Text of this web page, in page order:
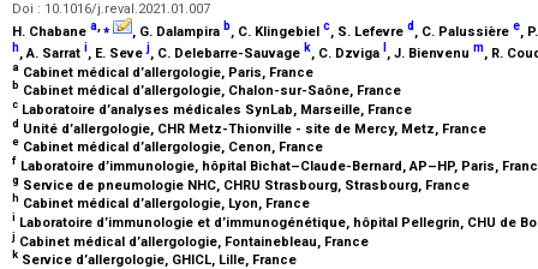
Doi : 10.1016/j.reval.2021.01.007
H. Chabane a,⁎ , G. Dalampira b, C. Klingebiel c, S. Lefevre d , C. Palussière e,
h, A. Sarrat i, E. Sevej, C. Delebarre-Sauvage k, C. Dzviga , J. Bienvenu m, R.
a Cabinet médical d’allergologie, Paris, France
b Cabinet médical d’allergologie, Chalon-sur-Saône, France
c Laboratoire d’analyses médicales SynLab, Marseille, France
d Unité d’allergologie, CHR Metz-Thionville - site de Mercy, Metz, France
e Cabinet médical d’allergologie, Cenon, France
f Laboratoire d’immunologie, hôpital Bichat–Claude-Bernard, AP–HP, Paris,
g Service de pneumologie NHC, CHRU Strasbourg, Strasbourg, France
h Cabinet médical d’allergologie, Lyon, France
i Laboratoire d’immunologie et d’immunogénétique, hôpital Pellegrin, CHU de
j Cabinet médical d’allergologie, Fontainebleau, France
k Service d’allergologie, GHICL, Lille, France